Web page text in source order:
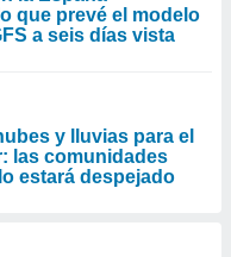
que prevé el modelo
a seis días vista
y lluvias para el
las comunidades
estará despejado